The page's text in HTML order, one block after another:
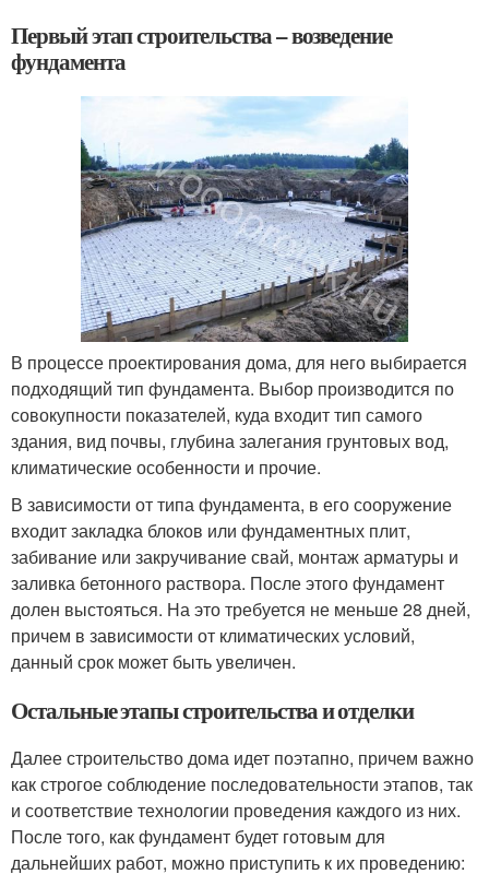
Первый этап строительства – возведение
фундамента
В процессе проектирования дома, для него выбирается
подходящий тип фундамента. Выбор производится по
совокупности показателей, куда входит тип самого
здания, вид почвы, глубина залегания грунтовых вод,
климатические особенности и прочие.
В зависимости от типа фундамента, в его сооружение
входит закладка блоков или фундаментных плит,
забивание или закручивание свай, монтаж арматуры и
заливка бетонного раствора. После этого фундамент
долен выстояться. На это требуется не меньше 28 дней,
причем в зависимости от климатических условий,
данный срок может быть увеличен.
Остальные этапы строительства и отделки
Далее строительство дома идет поэтапно, причем важно
как строгое соблюдение последовательности этапов, так
и соответствие технологии проведения каждого из них.
После того, как фундамент будет готовым для
дальнейших работ, можно приступить к их проведению: